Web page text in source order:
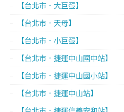
【台北市．大巨蛋】
【台北市．天母】
【台北市．小巨蛋】
【台北市．捷運中山國中站】
【台北市．捷運中山國小站】
【台北市．捷運中山站】